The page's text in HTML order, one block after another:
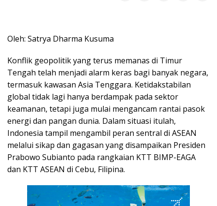
Oleh: Satrya Dharma Kusuma
Konflik geopolitik yang terus memanas di Timur
Tengah telah menjadi alarm keras bagi banyak negara,
termasuk kawasan Asia Tenggara. Ketidakstabilan
global tidak lagi hanya berdampak pada sektor
keamanan, tetapi juga mulai mengancam rantai pasok
energi dan pangan dunia. Dalam situasi itulah,
Indonesia tampil mengambil peran sentral di ASEAN
melalui sikap dan gagasan yang disampaikan Presiden
Prabowo Subianto pada rangkaian KTT BIMP-EAGA
dan KTT ASEAN di Cebu, Filipina.